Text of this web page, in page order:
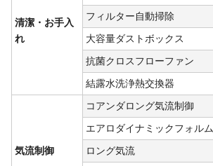
清潔・お手入
れ
フィルター自動掃除
大容量ダストボックス
抗菌クロスフローファン
結露水洗浄熱交換器
気流制御
コアンダロング気流制御
エアロダイナミックフォルム
ロング気流